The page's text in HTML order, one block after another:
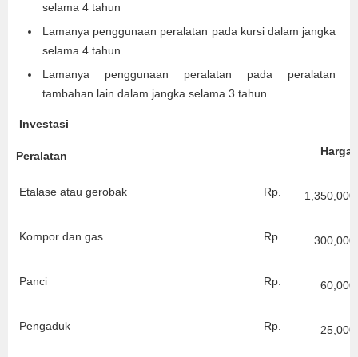
selama 4 tahun
Lamanya penggunaan peralatan pada kursi dalam jangka
selama 4 tahun
Lamanya penggunaan peralatan pada peralatan
tambahan lain dalam jangka selama 3 tahun
Investasi
Peralatan Harga
Etalase atau gerobak Rp. 1,350,000
Kompor dan gas Rp. 300,000
Panci Rp. 60,000
Pengaduk Rp. 25,000